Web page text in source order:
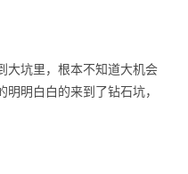
大坑里，根本不知道大机会
明白白的来到了钻石坑，